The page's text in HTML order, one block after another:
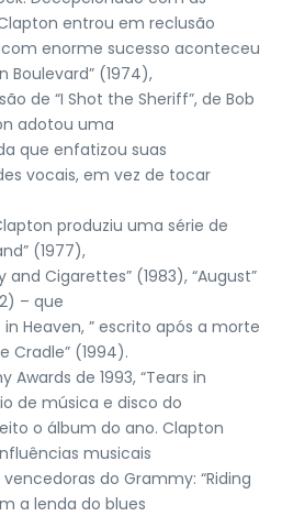
entrou em reclusão
enorme sucesso aconteceu
Boulevard” (1974),
de “I Shot the Sheriff”, de Bob
adotou uma
que enfatizou suas
vocais, em vez de tocar
produziu uma série de
(1977),
and Cigarettes” (1983), “August”
– que
Heaven, ” escrito após a morte
Cradle” (1994).
de 1993, “Tears in
de música e disco do
o álbum do ano. Clapton
musicais
do Grammy: “Riding
a lenda do blues